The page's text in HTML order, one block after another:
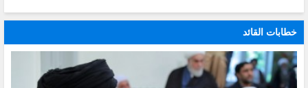
خطابات القائد